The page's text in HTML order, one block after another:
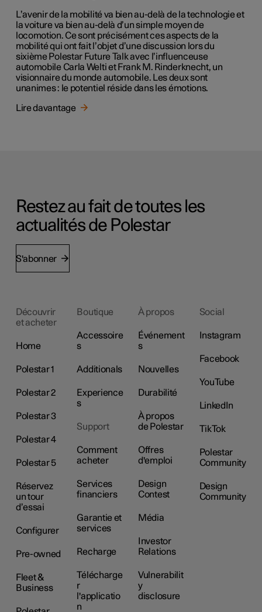
L’avenir de la mobilité va bien au-delà de la technologie et
la voiture va bien au-delà d’un simple moyen de
locomotion. Ce sont précisément ces aspects de la
mobilité qui ont fait l’objet d’une discussion lors du
sixième Polestar Future Talk avec l’influenceuse
automobile Carla Welti et Frank M. Rinderknecht, un
visionnaire du monde automobile. Les deux sont
unanimes : le potentiel réside dans les émotions.
Lire davantage
Restez au fait de toutes les
actualités de Polestar
S'abonner
Découvrir
et acheter
Home
Polestar 1
Polestar 2
Polestar 3
Polestar 4
Polestar 5
Réservez
un tour
d’essai
Configurer
Pre-owned
Fleet &
Business
Boutique
Accessoire
s
Additionals
Experience
s
Support
Comment
acheter
Services
financiers
Garantie et
services
Recharge
Télécharge
r
l'applicatio
n
À propos
Événement
s
Nouvelles
Durabilité
À propos
de Polestar
Offres
d'emploi
Design
Contest
Média
Investor
Relations
Vulnerabilit
y
disclosure
Social
Instagram
Facebook
YouTube
LinkedIn
TikTok
Polestar
Community
Design
Community